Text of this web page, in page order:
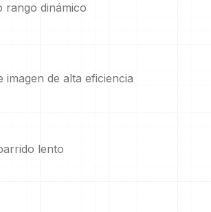
rango dinámico
imagen de alta eficiencia
lento